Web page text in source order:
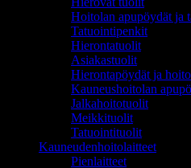
Hoitolan apupöydät ja
Tatuointipenkit
Hierontatuolit
Asiakastuolit
Hierontapöydät ja
Kauneushoitolan
Jalkahoitotuolit
Meikkituolit
Tatuointituolit
Kauneudenhoitolaitteet
Pienlaitteet